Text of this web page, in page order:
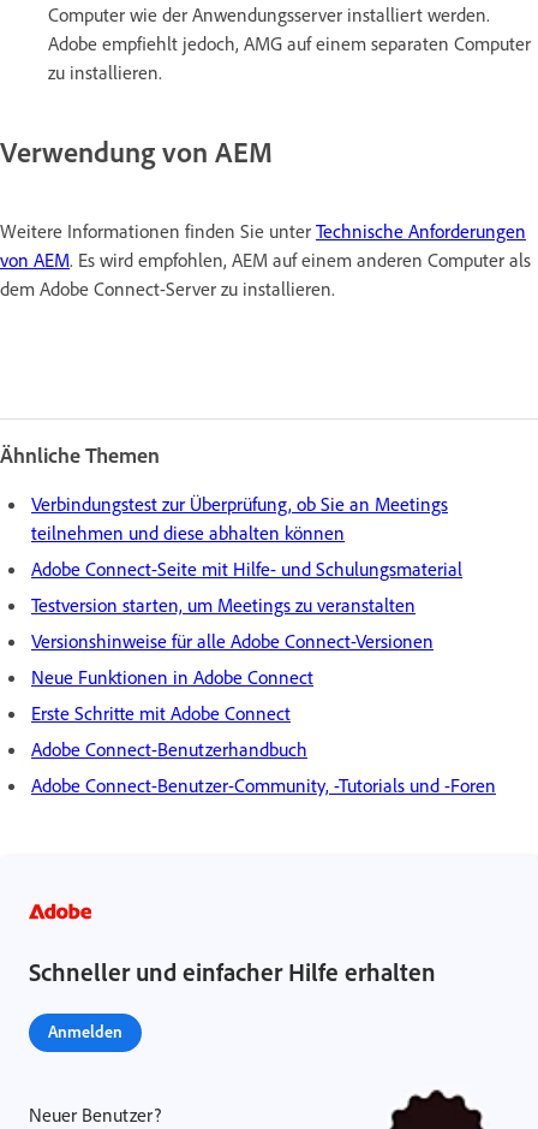
Computer wie der Anwendungsserver installiert werden.
Adobe empfiehlt jedoch, AMG auf einem separaten Computer
zu installieren.
Verwendung von AEM
Weitere Informationen finden Sie unter Technische Anforderungen
von AEM. Es wird empfohlen, AEM auf einem anderen Computer als
dem Adobe Connect-Server zu installieren.
Ähnliche Themen
Verbindungstest zur Überprüfung, ob Sie an Meetings
teilnehmen und diese abhalten können
Adobe Connect-Seite mit Hilfe- und Schulungsmaterial
Testversion starten, um Meetings zu veranstalten
Versionshinweise für alle Adobe Connect-Versionen
Neue Funktionen in Adobe Connect
Erste Schritte mit Adobe Connect
Adobe Connect-Benutzerhandbuch
Adobe Connect-Benutzer-Community, -Tutorials und -Foren
Schneller und einfacher Hilfe erhalten
Anmelden
Neuer Benutzer?